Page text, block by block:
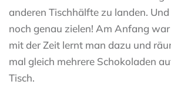
anderen Tischhälfte zu landen.
noch genau zielen! Am Anfang
mit der Zeit lernt man dazu und
mal gleich mehrere Schokoladen
Tisch.